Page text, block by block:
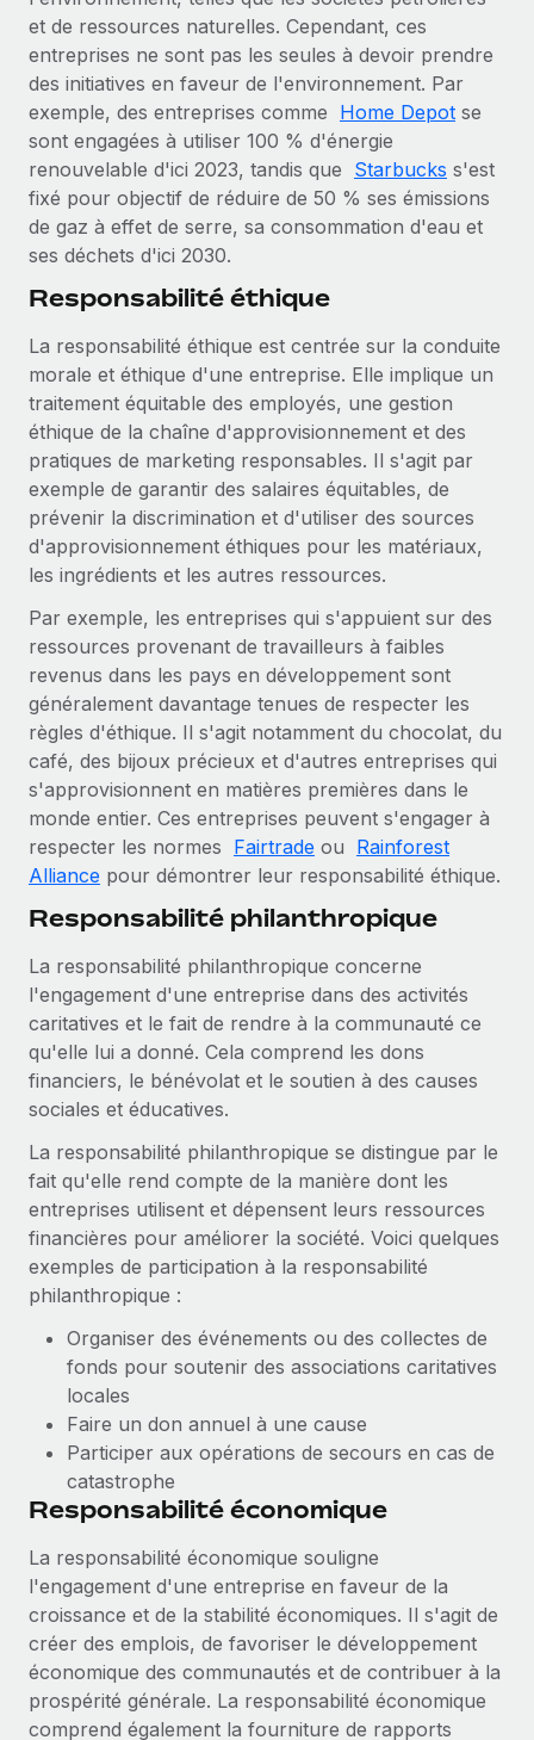
et de ressources naturelles. Cependant, ces
entreprises ne sont pas les seules à devoir prendre
des initiatives en faveur de l'environnement. Par
exemple, des entreprises comme Home Depot se
sont engagées à utiliser 100 % d'énergie
renouvelable d'ici 2023, tandis que Starbucks s'est
fixé pour objectif de réduire de 50 % ses émissions
de gaz à effet de serre, sa consommation d'eau et
ses déchets d'ici 2030.
Responsabilité éthique
La responsabilité éthique est centrée sur la conduite
morale et éthique d'une entreprise. Elle implique un
traitement équitable des employés, une gestion
éthique de la chaîne d'approvisionnement et des
pratiques de marketing responsables. Il s'agit par
exemple de garantir des salaires équitables, de
prévenir la discrimination et d'utiliser des sources
d'approvisionnement éthiques pour les matériaux,
les ingrédients et les autres ressources.
Par exemple, les entreprises qui s'appuient sur des
ressources provenant de travailleurs à faibles
revenus dans les pays en développement sont
généralement davantage tenues de respecter les
règles d'éthique. Il s'agit notamment du chocolat, du
café, des bijoux précieux et d'autres entreprises qui
s'approvisionnent en matières premières dans le
monde entier. Ces entreprises peuvent s'engager à
respecter les normes Fairtrade ou Rainforest
Alliance pour démontrer leur responsabilité éthique.
Responsabilité philanthropique
La responsabilité philanthropique concerne
l'engagement d'une entreprise dans des activités
caritatives et le fait de rendre à la communauté ce
qu'elle lui a donné. Cela comprend les dons
financiers, le bénévolat et le soutien à des causes
sociales et éducatives.
La responsabilité philanthropique se distingue par le
fait qu'elle rend compte de la manière dont les
entreprises utilisent et dépensent leurs ressources
financières pour améliorer la société. Voici quelques
exemples de participation à la responsabilité
philanthropique :
Organiser des événements ou des collectes de
fonds pour soutenir des associations caritatives
locales
Faire un don annuel à une cause
Participer aux opérations de secours en cas de
catastrophe
Responsabilité économique
La responsabilité économique souligne
l'engagement d'une entreprise en faveur de la
croissance et de la stabilité économiques. Il s'agit de
créer des emplois, de favoriser le développement
économique des communautés et de contribuer à la
prospérité générale. La responsabilité économique
comprend également la fourniture de rapports